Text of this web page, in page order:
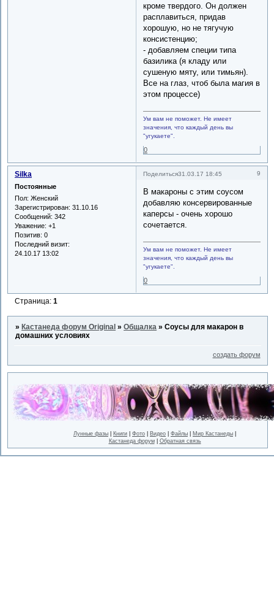
кроме твердого. Он должен
расплавиться, придав
хорошую, но не тягучую
консистенцию;
- добавляем специи типа
базилика (я кладу или
сушеную мяту, или тимьян).
Все на глаз, чтоб была магия в
этом процессе)
Ум вам не поможет. Не имеет
значения, что каждый день вы
"угукаете".
0
Поделиться 9
31.03.17 18:45
Silka
Постоянные
Пол: Женский
Зарегистрирован: 31.10.16
Сообщений: 342
Уважение: +1
Позитив: 0
Последний визит:
24.10.17 13:02
В макароны с этим соусом
добавляю консервированные
каперсы - очень хорошо
сочетается.
Ум вам не поможет. Не имеет
значения, что каждый день вы
"угукаете".
0
Страница:1
» Кастанеда форум Original »Общалка »Соусы для макарон в
домашних условиях
создать форум
Лунные фазы Книги Фото Видео Файлы Мир Кастанеды
Кастанеда форум| Обратная связь